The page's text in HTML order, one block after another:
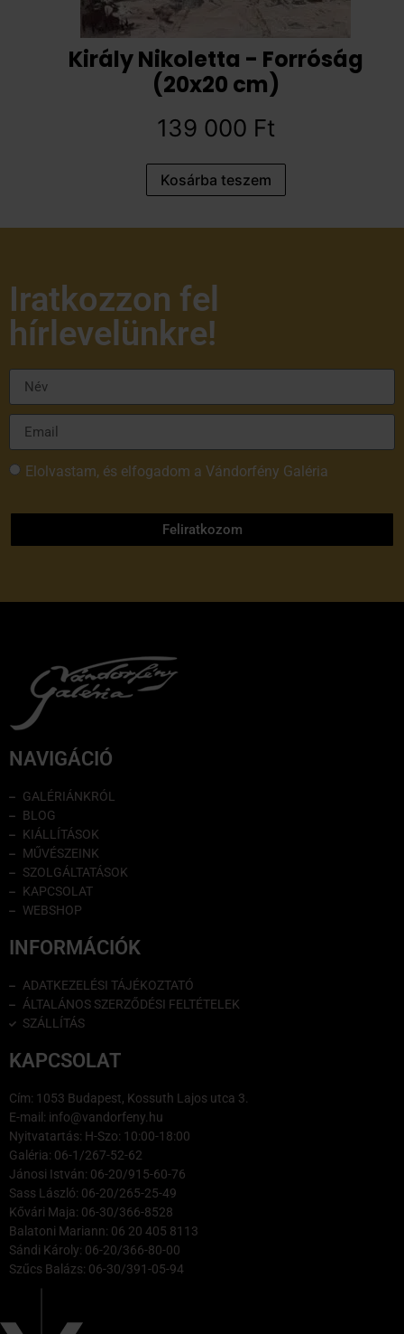
Király Nikoletta - Forróság
(20x20 cm)
139 000 Ft
Kosárba teszem
Iratkozzon fel
hírlevelünkre!
Elolvastam, és elfogadom a Vándorfény Galéria
Feliratkozom
NAVIGÁCIÓ
GALÉRIÁNKRÓL
BLOG
KIÁLLÍTÁSOK
MŰVÉSZEINK
SZOLGÁLTATÁSOK
KAPCSOLAT
WEBSHOP
INFORMÁCIÓK
ADATKEZELÉSI TÁJÉKOZTATÓ
ÁLTALÁNOS SZERZŐDÉSI FELTÉTELEK
SZÁLLÍTÁS
KAPCSOLAT
Cím: 1053 Budapest, Kossuth Lajos utca 3.
E-mail: info@vandorfeny.hu
Nyitvatartás: H-Szo: 10:00-18:00
Galéria: 06-1/267-52-62
Jánosi István: 06-20/915-60-76
Sass László: 06-20/265-25-49
Kővári Maja: 06-30/366-8528
Balatoni Mariann: 06 20 405 8113
Sándi Károly: 06-20/366-80-00
Szűcs Balázs: 06-30/391-05-94